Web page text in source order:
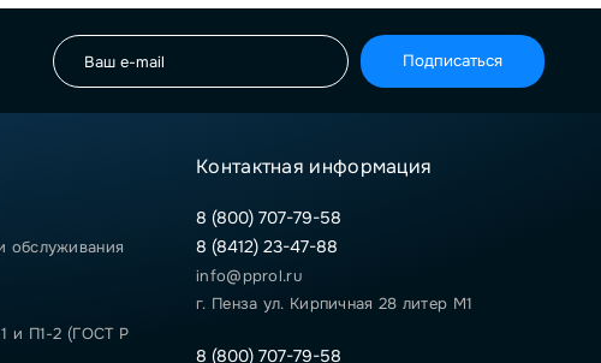
Подписаться
обслуживания
и П1-2 (ГОСТ Р
Контактная информация
8 (800) 707-79-58
8 (8412) 23-47-88
info@pprol.ru
г. Пенза ул. Кирпичная 28 литер М1
8 (800) 707-79-58